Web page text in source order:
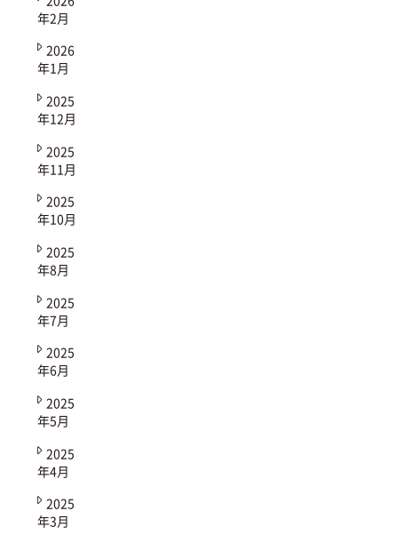
年2月
2026
年1月
2025
年12月
2025
年11月
2025
年10月
2025
年8月
2025
年7月
2025
年6月
2025
年5月
2025
年4月
2025
年3月